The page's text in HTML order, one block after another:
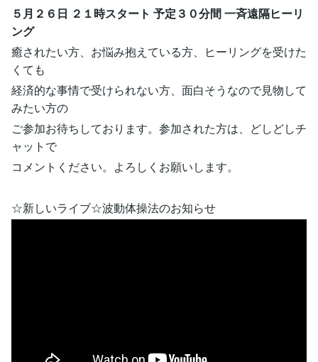
５月２６日 ２１時スタート 予定３０分間 一斉遠隔ヒーリ
ング
癒されたい方、お悩み抱えている方、ヒーリングを受けた
くても
経済的な事情で受けられない方、面白そうなので見物して
みたい方の
ご参加お待ちしております。参加された方は、どしどしチ
ャットで
コメントください。よろしくお願いします。
☆新しいライブ☆波動体操法のお知らせ